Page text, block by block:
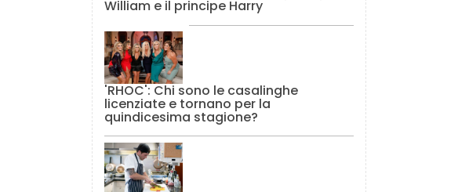
William e il principe Harry
'RHOC': Chi sono le casalinghe
licenziate e tornano per la
quindicesima stagione?